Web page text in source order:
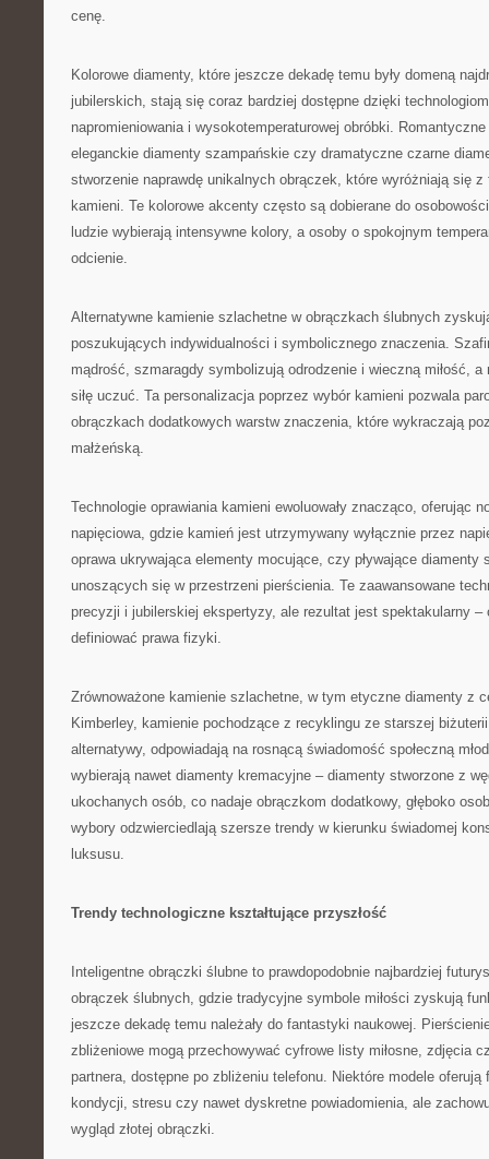
cenę.
Kolorowe diamenty, które jeszcze dekadę temu były domeną
jubilerskich, stają się coraz bardziej dostępne dzięki
napromieniowania i wysokotemperaturowej obróbki.
eleganckie diamenty szampańskie czy dramatyczne czarne
stworzenie naprawdę unikalnych obrączek, które wyróżniają się z
kamieni. Te kolorowe akcenty często są dobierane do
ludzie wybierają intensywne kolory, a osoby o spokojnym
odcienie.
Alternatywne kamienie szlachetne w obrączkach ślubnych
poszukujących indywidualności i symbolicznego znaczenia.
mądrość, szmaragdy symbolizują odrodzenie i wieczną miłość,
siłę uczuć. Ta personalizacja poprzez wybór kamieni pozwala
obrączkach dodatkowych warstw znaczenia, które wykraczają
małżeńską.
Technologie oprawiania kamieni ewoluowały znacząco, oferując
napięciowa, gdzie kamień jest utrzymywany wyłącznie przez
oprawa ukrywająca elementy mocujące, czy pływające diamenty
unoszących się w przestrzeni pierścienia. Te zaawansowane
precyzji i jubilerskiej ekspertyzy, ale rezultat jest spektakularny –
definiować prawa fizyki.
Zrównoważone kamienie szlachetne, w tym etyczne diamenty z
Kimberley, kamienie pochodzące z recyklingu ze starszej
alternatywy, odpowiadają na rosnącą świadomość społeczną
wybierają nawet diamenty kremacyjne – diamenty stworzone z
ukochanych osób, co nadaje obrączkom dodatkowy, głęboko
wybory odzwierciedlają szersze trendy w kierunku świadomej
luksusu.
Trendy technologiczne kształtujące przyszłość
Inteligentne obrączki ślubne to prawdopodobnie najbardziej
obrączek ślubnych, gdzie tradycyjne symbole miłości zyskują
jeszcze dekadę temu należały do fantastyki naukowej.
zbliżeniowe mogą przechowywać cyfrowe listy miłosne, zdjęcia
partnera, dostępne po zbliżeniu telefonu. Niektóre modele oferują
kondycji, stresu czy nawet dyskretne powiadomienia, ale
wygląd złotej obrączki.